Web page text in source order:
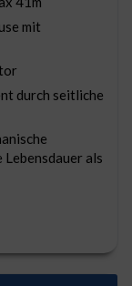
mit
durch seitliche
als